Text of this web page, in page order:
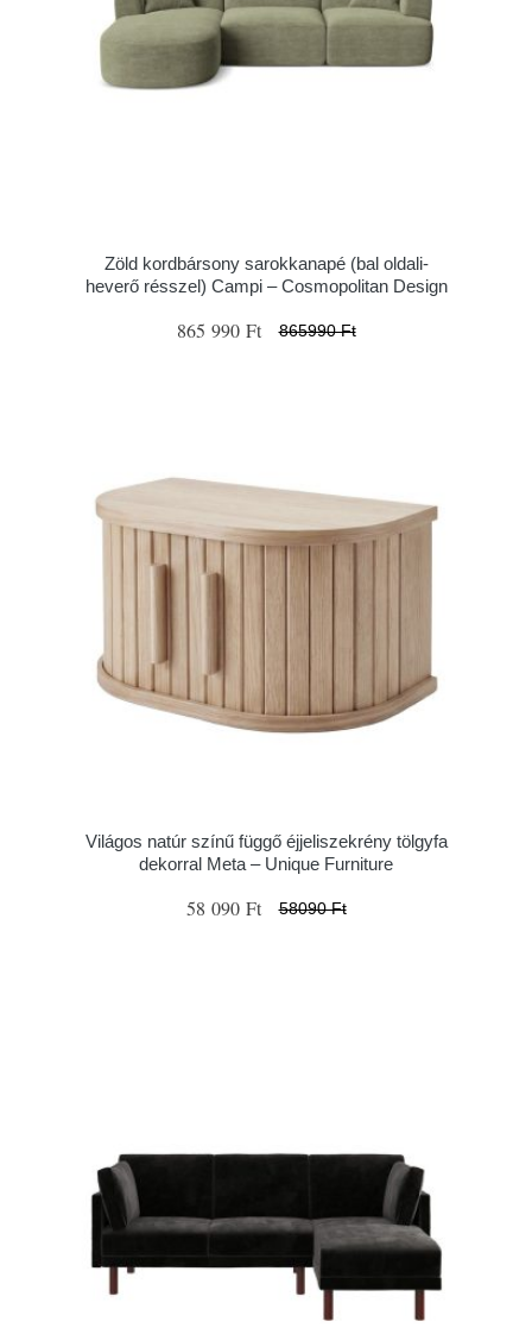
Zöld kordbársony sarokkanapé (bal oldali-
heverő résszel) Campi – Cosmopolitan Design
865 990 Ft 865990 Ft
Világos natúr színű függő éjjeliszekrény tölgyfa
dekorral Meta – Unique Furniture
58 090 Ft 58090 Ft